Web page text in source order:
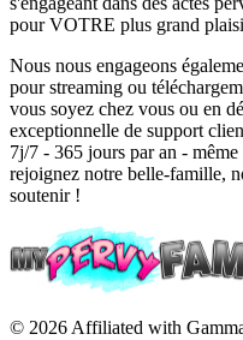
pour VOTRE plus grand
Nous nous engageons
pour streaming ou
vous soyez chez vous ou en
exceptionnelle de support
7j/7 - 365 jours par an -
rejoignez notre belle-famille,
soutenir !
© 2026 Affiliated with